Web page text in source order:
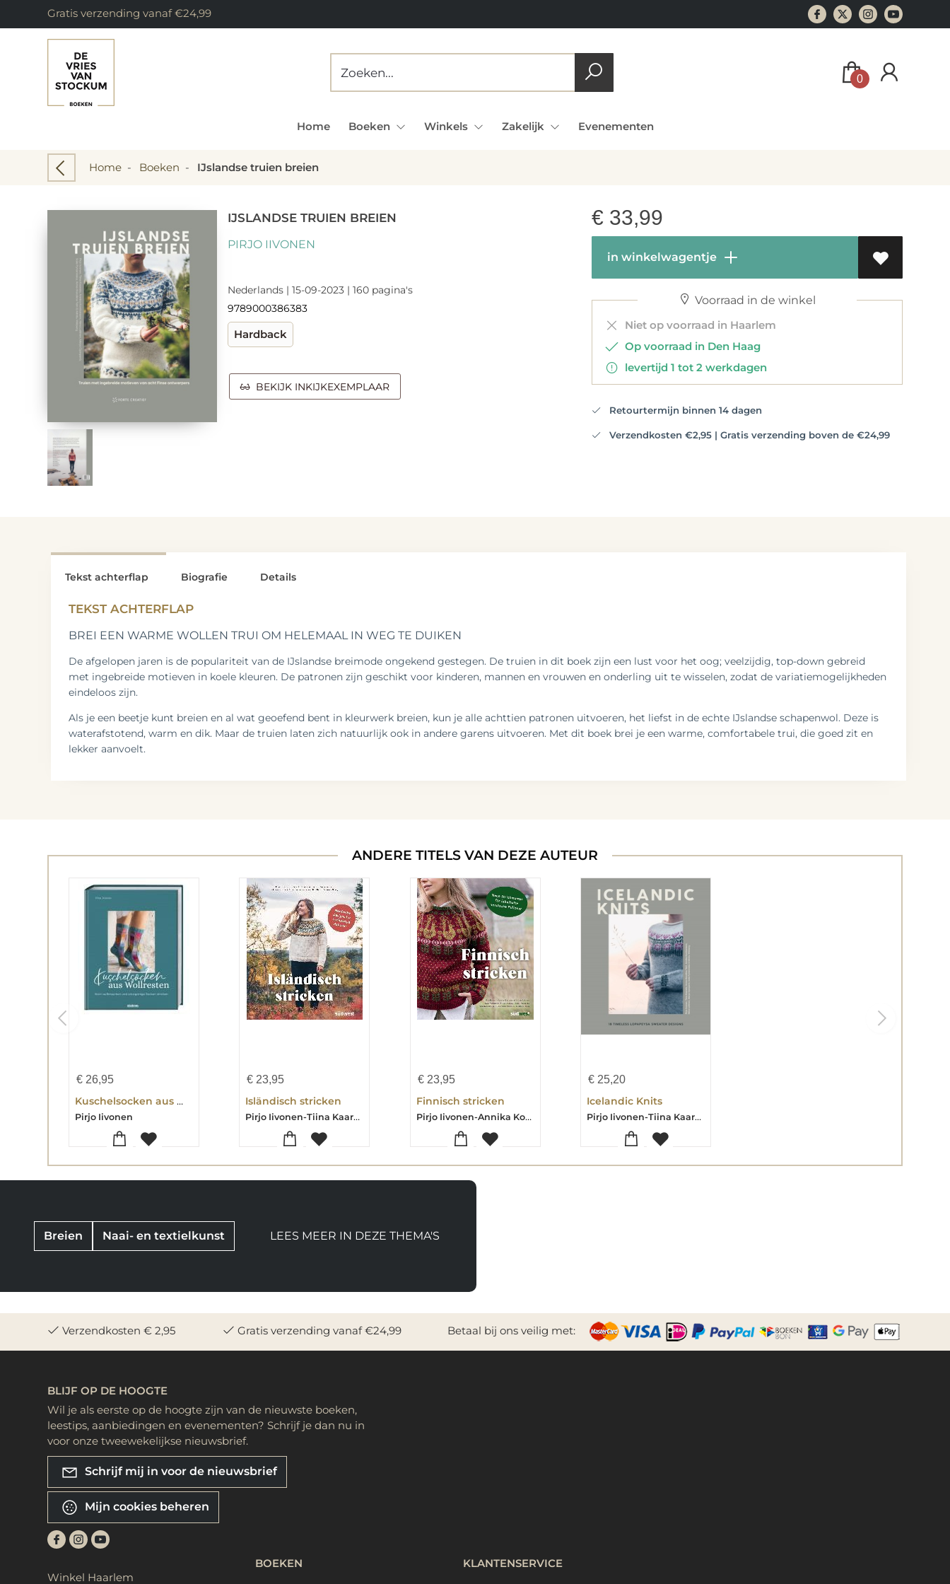
Gratis verzending vanaf €24,99
0
Home Boeken Winkels Zakelijk Evenementen
Home - Boeken - IJslandse truien breien
IJSLANDSE TRUIEN BREIEN
PIRJO IIVONEN
Nederlands | 15-09-2023 | 160 pagina's
9789000386383
Hardback
BEKIJK INKIJKEXEMPLAAR
€ 33,99
in winkelwagentje
Voorraad in de winkel
Niet op voorraad in Haarlem
Op voorraad in Den Haag
levertijd 1 tot 2 werkdagen
Retourtermijn binnen 14 dagen
Verzendkosten €2,95 | Gratis verzending boven de €24,99
Tekst achterflap
TEKST ACHTERFLAP
BREI EEN WARME WOLLEN TRUI OM HELEMAAL IN WEG TE DUIKEN
De afgelopen jaren is de populariteit van de IJslandse breimode ongekend gestegen. De truien in dit boek zijn een lust voor het oog; veelzijdig, top-down gebreid
met ingebreide motieven in koele kleuren. De patronen zijn geschikt voor kinderen, mannen en vrouwen en onderling uit te wisselen, zodat de variatiemogelijkheden
eindeloos zijn.
Als je een beetje kunt breien en al wat geoefend bent in kleurwerk breien, kun je alle achttien patronen uitvoeren, het liefst in de echte IJslandse schapenwol. Deze is
waterafstotend, warm en dik. Maar de truien laten zich natuurlijk ook in andere garens uitvoeren. Met dit boek brei je een warme, comfortabele trui, die goed zit en
lekker aanvoelt.
Biografie Details
ANDERE TITELS VAN DEZE AUTEUR
€ 26,95
Kuschelsocken aus Wollresten
Pirjo Iivonen
€ 23,95
Isländisch stricken
Pirjo Iivonen-Tiina Kaarela-Annika Konttaniemi-Niina Laitinen
€23,95
Finnisch stricken
Pirjo Iivonen-Annika Konttaniemi-Niina Laitinen-Katja Makkonen
€25,20
Icelandic Knits
Pirjo Iivonen-Tiina Kaarela-Annika Konttaniemi-Niina Laitinen
Breien Naai- en textielkunst LEES MEER IN DEZE THEMA'S
Verzendkosten € 2,95 Gratis verzending vanaf €24,99 Betaal bij ons veilig met:
BLIJF OP DE HOOGTE
Wil je als eerste op de hoogte zijn van de nieuwste boeken,
leestips, aanbiedingen en evenementen? Schrijf je dan nu in
voor onze tweewekelijkse nieuwsbrief.
Schrijf mij in voor de nieuwsbrief
Mijn cookies beheren
Winkel Haarlem
BOEKEN KLANTENSERVICE